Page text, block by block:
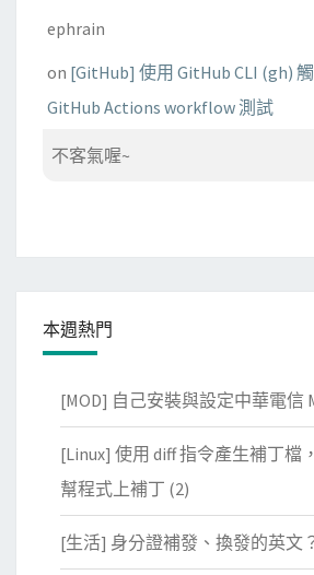
ephrain
on [GitHub] 使用 GitHub CLI (gh)
GitHub Actions workflow 測試
不客氣喔~
本週熱門
[MOD] 自己安裝與設定中華電信
[Linux] 使用 diff 指令產生補丁檔
幫程式上補丁 (2)
[生活] 身分證補發、換發的英文